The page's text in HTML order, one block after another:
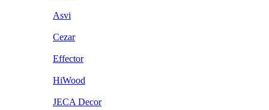
Asvi
Cezar
Effector
HiWood
JECA Decor